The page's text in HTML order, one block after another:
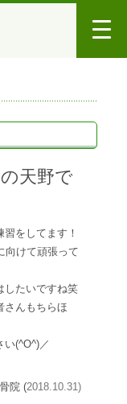
天野で
をしてます！
向けて頑張って
したいですね笑
さんもちらほ
い(^O^)／
院 (2018.10.31)